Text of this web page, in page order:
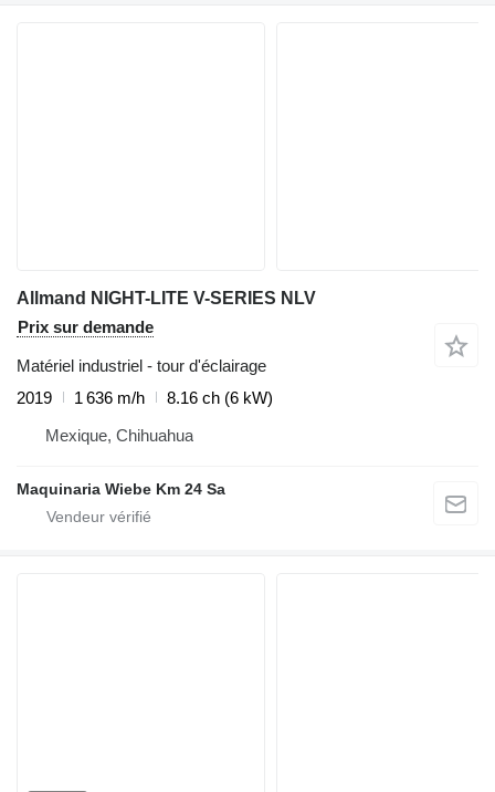
Allmand NIGHT-LITE V-SERIES NLV
Prix sur demande
Matériel industriel - tour d'éclairage
2019
1 636 m/h
8.16 ch (6 kW)
Mexique, Chihuahua
Maquinaria Wiebe Km 24 Sa